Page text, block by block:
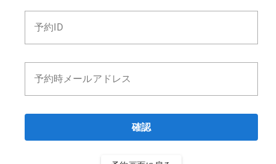
予約ID
予約時メールアドレス
確認